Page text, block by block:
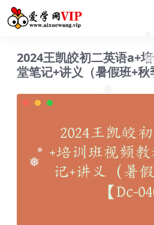
❅
❅
2024王凯皎初二英语a+
堂笔记+讲义（暑假班+秋